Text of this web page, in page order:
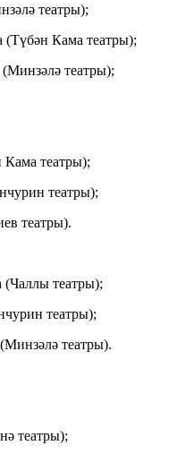
театры);
Кама театры);
театры);
театры);
театры);
театры).
театры);
театры);
театры).
театры);